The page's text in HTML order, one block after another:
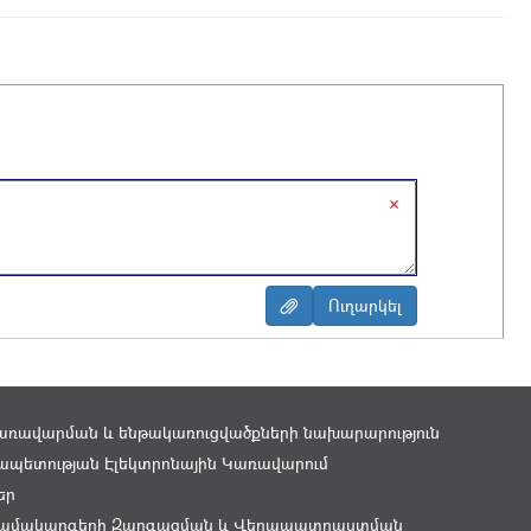
×
և ենթակառուցվածքների նախարարություն
Էլեկտրոնային Կառավարում
Զարգացման և Վերապատրաստման